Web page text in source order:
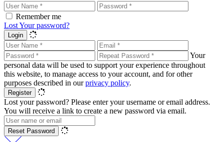
Remember me
Lost Your password?
Login
Your
personal data will be used to support your experience throughout
this website, to manage access to your account, and for other
purposes described in ourprivacy policy.
Register
Lost your password? Please enter your username or email address.
You will receive a link to create a new password via email.
Reset Password